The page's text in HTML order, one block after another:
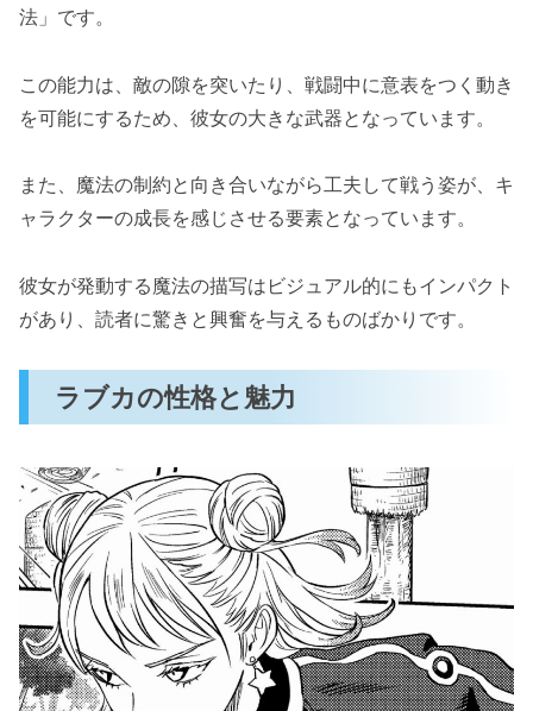
法」です。
この能力は、敵の隙を突いたり、戦闘中に意表をつく動き
を可能にするため、彼女の大きな武器となっています。
また、魔法の制約と向き合いながら工夫して戦う姿が、キ
ャラクターの成長を感じさせる要素となっています。
彼女が発動する魔法の描写はビジュアル的にもインパクト
があり、読者に驚きと興奮を与えるものばかりです。
ラブカの性格と魅力